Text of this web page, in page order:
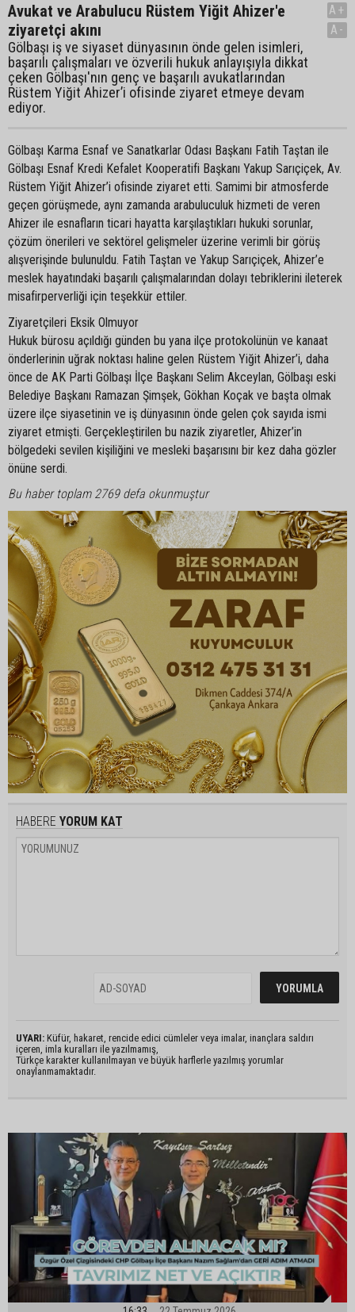
Avukat ve Arabulucu Rüstem Yiğit Ahizer'e
ziyaretçi akını
Gölbaşı iş ve siyaset dünyasının önde gelen isimleri,
başarılı çalışmaları ve özverili hukuk anlayışıyla dikkat
çeken Gölbaşı'nın genç ve başarılı avukatlarından
Rüstem Yiğit Ahizer’i ofisinde ziyaret etmeye devam
ediyor.
A+
A-
Gölbaşı Karma Esnaf ve Sanatkarlar Odası Başkanı Fatih Taştan ile
Gölbaşı Esnaf Kredi Kefalet Kooperatifi Başkanı Yakup Sarıçiçek, Av.
Rüstem Yiğit Ahizer’i ofisinde ziyaret etti. Samimi bir atmosferde
geçen görüşmede, aynı zamanda arabuluculuk hizmeti de veren
Ahizer ile esnafların ticari hayatta karşılaştıkları hukuki sorunlar,
çözüm önerileri ve sektörel gelişmeler üzerine verimli bir görüş
alışverişinde bulunuldu. Fatih Taştan ve Yakup Sarıçiçek, Ahizer’e
meslek hayatındaki başarılı çalışmalarından dolayı tebriklerini ileterek
misafirperverliği için teşekkür ettiler.
Ziyaretçileri Eksik Olmuyor
Hukuk bürosu açıldığı günden bu yana ilçe protokolünün ve kanaat
önderlerinin uğrak noktası haline gelen Rüstem Yiğit Ahizer’i, daha
önce de AK Parti Gölbaşı İlçe Başkanı Selim Akceylan, Gölbaşı eski
Belediye Başkanı Ramazan Şimşek, Gökhan Koçak ve başta olmak
üzere ilçe siyasetinin ve iş dünyasının önde gelen çok sayıda ismi
ziyaret etmişti. Gerçekleştirilen bu nazik ziyaretler, Ahizer’in
bölgedeki sevilen kişiliğini ve mesleki başarısını bir kez daha gözler
önüne serdi.
Bu haber toplam 2769 defa okunmuştur
HABERE YORUM KAT
UYARI: Küfür, hakaret, rencide edici cümleler veya imalar, inançlara saldırı
içeren, imla kuralları ile yazılmamış,
Türkçe karakter kullanılmayan ve büyük harflerle yazılmış yorumlar
onaylanmamaktadır.